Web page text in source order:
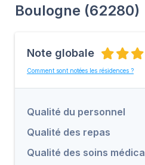
Boulogne (62280)
Note globale
Comment sont notées les résidences ?
Qualité du personnel
Qualité des repas
Qualité des soins